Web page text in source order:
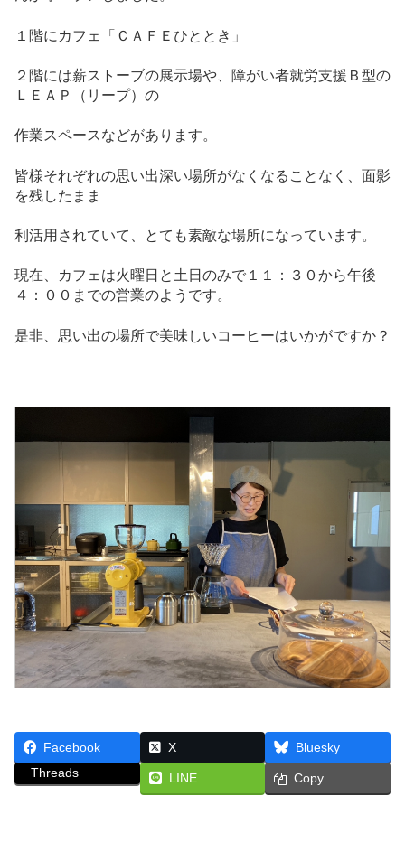
１階にカフェ「ＣＡＦＥひととき」
２階には薪ストーブの展示場や、障がい者就労支援Ｂ型の
ＬＥＡＰ（リープ）の
作業スペースなどがあります。
皆様それぞれの思い出深い場所がなくなることなく、面影
を残したまま
利活用されていて、とても素敵な場所になっています。
現在、カフェは火曜日と土日のみで１１：３０から午後
４：００までの営業のようです。
是非、思い出の場所で美味しいコーヒーはいかがですか？
Facebook X
Bluesky
Threads
LINE Copy